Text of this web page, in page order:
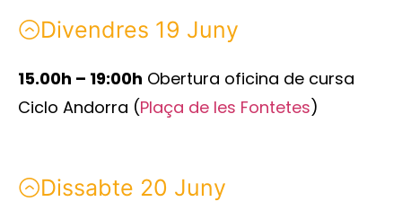
Divendres 19 Juny
15.00h – 19:00h Obertura oficina de cursa
Ciclo Andorra (Plaça de les Fontetes)
Dissabte 20 Juny